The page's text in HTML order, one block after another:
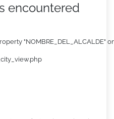
encountered
"NOMBRE_DEL_ALCALDE"